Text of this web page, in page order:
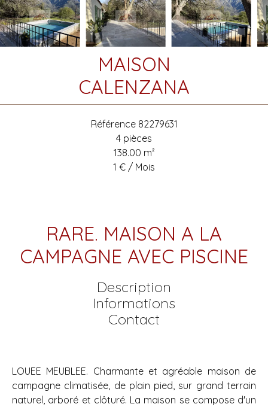
MAISON
CALENZANA
Référence82279631
4 pièces
138.00 m²
1 € / Mois
RARE. MAISON A LA
CAMPAGNE AVEC PISCINE
Description
Informations
Contact
LOUEE MEUBLEE. Charmante et agréable maison de
campagne climatisée, de plain pied, sur grand terrain
naturel, arboré et clôturé. La maison se compose d'un